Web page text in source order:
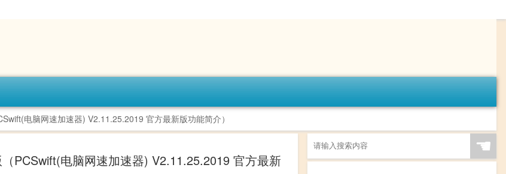
电脑网速加速器) V2.11.25.2019 官方最新版功能简介）
PCSwift(电脑网速加速器) V2.11.25.2019 官方最新
☚